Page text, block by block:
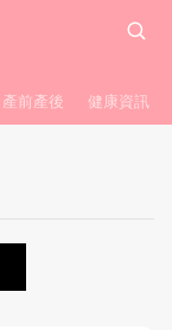
產前產後 健康資訊